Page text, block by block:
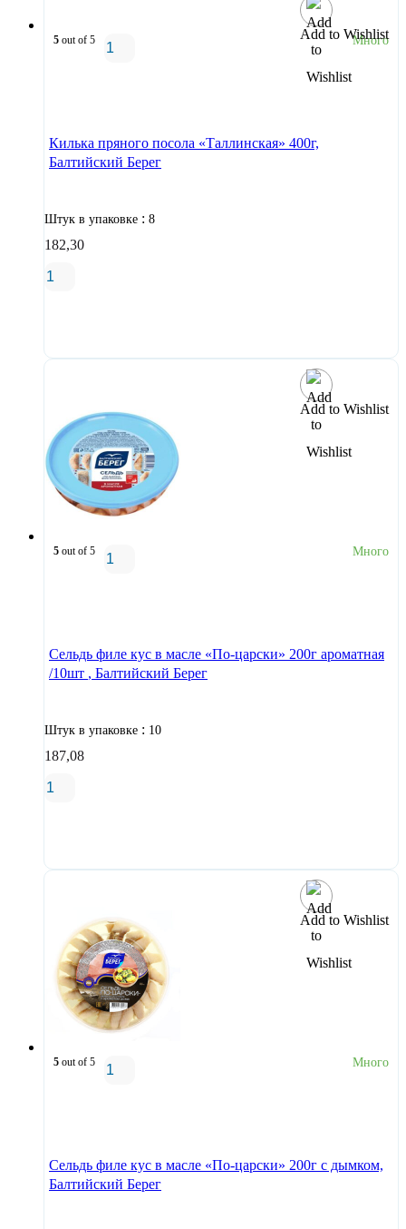
Add to Wishlist
5 out of 5 Много
Килька пряного посола «Таллинская» 400г,
Балтийский Берег
Штук в упаковке : 8
182,30
Add to Wishlist
5 out of 5 Много
Сельдь филе кус в масле «По-царски» 200г ароматная
/10шт , Балтийский Берег
Штук в упаковке : 10
187,08
Add to Wishlist
5 out of 5 Много
Сельдь филе кус в масле «По-царски» 200г с дымком,
Балтийский Берег